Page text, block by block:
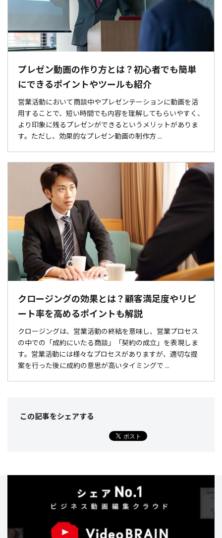
プレゼン動画の作り方とは？初心者でも簡単
にできるポイントやツールも紹介
営業活動において商談中やプレゼンテーションに動画を活
用することで、短い時間でも内容を理解してもらいやすく、
より印象に残るプレゼンができるというメリットがありま
す。ただし、効果的なプレゼン動画の制作方 ...
クロージングの効果とは？顧客満足度やリピ
ート率を高めるポイントも解説
クロージングは、営業活動の終結を意味し、営業プロセス
の中での「成約にいたる商談」「契約の成立」を表現しま
す。営業活動には様々なプロセスがありますが、適切な提
案を行った後に成約の意思が高いタイミングで ...
この記事をシェアする